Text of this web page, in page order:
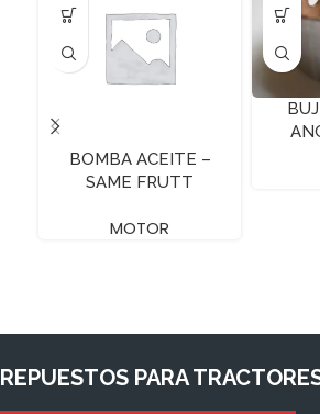
BOMBA ACEITE –
SAME FRUTT
MOTOR
REPUESTOS PARA